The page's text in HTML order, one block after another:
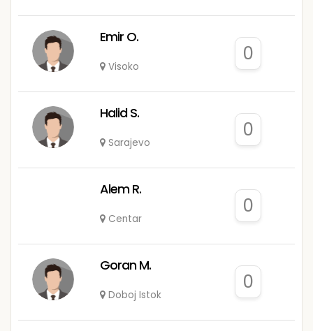
Emir O.
Visoko
0
Halid S.
Sarajevo
0
Alem R.
Centar
0
Goran M.
Doboj Istok
0